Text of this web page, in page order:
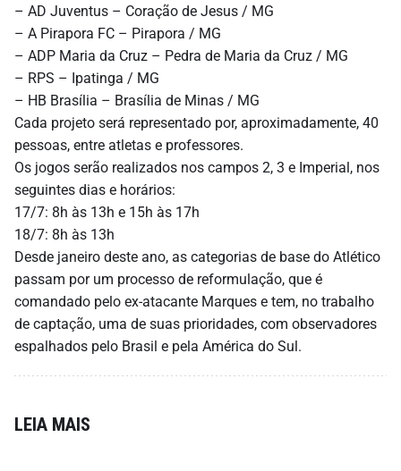
– AD Juventus – Coração de Jesus / MG
– A Pirapora FC – Pirapora / MG
– ADP Maria da Cruz – Pedra de Maria da Cruz / MG
– RPS – Ipatinga / MG
– HB Brasília – Brasília de Minas / MG
Cada projeto será representado por, aproximadamente, 40
pessoas, entre atletas e professores.
Os jogos serão realizados nos campos 2, 3 e Imperial, nos
seguintes dias e horários:
17/7: 8h às 13h e 15h às 17h
18/7: 8h às 13h
Desde janeiro deste ano, as categorias de base do Atlético
passam por um processo de reformulação, que é
comandado pelo ex-atacante Marques e tem, no trabalho
de captação, uma de suas prioridades, com observadores
espalhados pelo Brasil e pela América do Sul.
LEIA MAIS